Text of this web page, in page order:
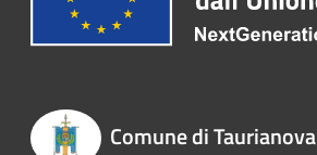
Comune di Taurianova